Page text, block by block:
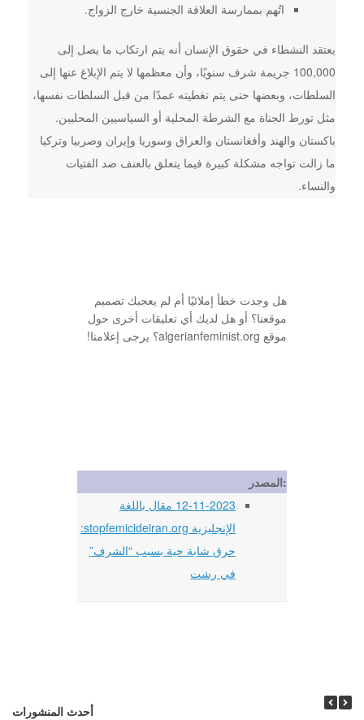
اتُهم بممارسة العلاقة الجنسية خارج الزواج.
يعتقد النشطاء في حقوق الإنسان أنه يتم ارتكاب ما يصل إلى
100,000 جريمة شرف سنويًا، وأن معظمها لا يتم الإبلاغ عنها إلى
السلطات، وبعضها حتى يتم تغطيته عمدًا من قبل السلطات نفسها،
مثل تورط الجناة مع الشرطة المحلية أو السياسيين المحليين.
باكستان والهند وأفغانستان والعراق وسوريا وإيران وصربيا وتركيا
ما زالت تواجه مشكلة كبيرة فيما يتعلق بالعنف ضد الفتيات
والنساء.
هل وجدت خطأ إملائيًا أم لم يعجبك تصميم
موقعنا؟ أو هل لديك أي تعليقات أخرى حول
موقع algerianfeminist.org؟ يرجى إعلامنا!
المصدر:
12-11-2023 مقال باللغة
الإنجليزية stopfemicideiran.org:
حرق شابة حية بسبب “الشرف”
في رشت
أحدث المنشورات